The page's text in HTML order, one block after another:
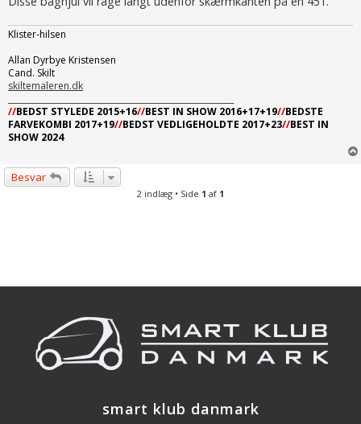
Klister-hilsen
Allan Dyrbye Kristensen
Cand. Skilt
skiltemaleren.dk
//BEDST STYLEDE 2015+16//BEST IN SHOW 2016+17+19//BEDSTE
FARVEKOMBI 2017+19//BEDST VEDLIGEHOLDTE 2017+23//BEST IN
SHOW 2024
Besvar
2 indlæg • Side 1 af 1
smart klub danmark